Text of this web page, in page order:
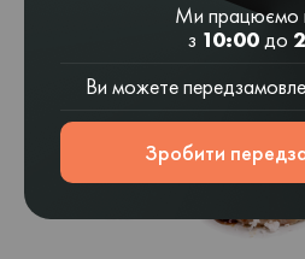
Ми працюємо
з 10:00до
Ви можете
Зробити